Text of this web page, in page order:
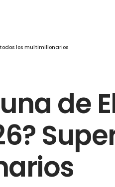
los multimillonarios
de